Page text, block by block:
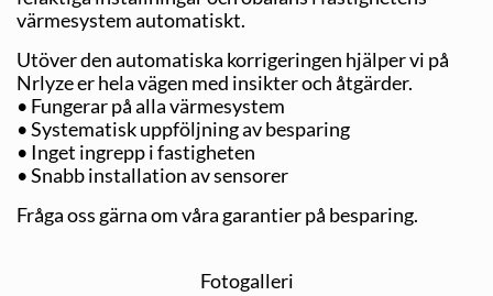
värmesystem automatiskt.
Utöver den automatiska korrigeringen hjälper vi på
Nrlyze er hela vägen med insikter och åtgärder.
• Fungerar på alla värmesystem
• Systematisk uppföljning av besparing
• Inget ingrepp i fastigheten
• Snabb installation av sensorer
Fråga oss gärna om våra garantier på besparing.
Fotogalleri